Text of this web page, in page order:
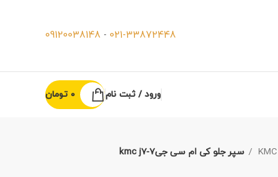
021-33872448
-
09120038148
ورود / ثبت نام 0 تومان
سپر جلو کی ام سی جی7-kmc j7